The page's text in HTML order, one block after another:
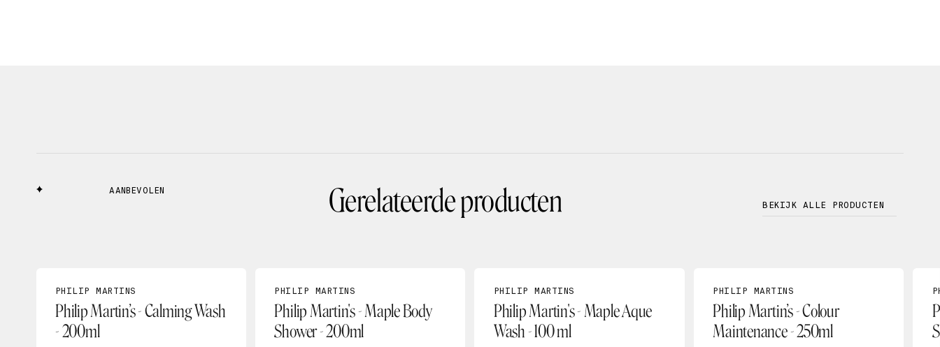
AANBEVOLEN Gerelateerde producten BEKIJK ALLE PRODUCTEN
PHILIP MARTINS
Philip Martin’s - Calming Wash
- 200ml
PHILIP MARTINS
Philip Martin's - Maple Body
Shower - 200ml
PHILIP MARTINS
Philip Martin's - Maple Aque
Wash - 100 ml
PHILIP MARTINS
Philip Martin’s - Colour
Maintenance - 250ml